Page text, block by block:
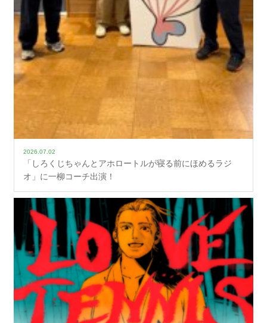
2026.07.02
「しろくじちゃんとアホロートルが寝る前にほめるラジ
オ」に一柳コーチ出演！